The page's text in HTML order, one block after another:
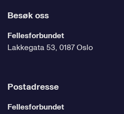
Besøk oss
Fellesforbundet
Lakkegata 53, 0187 Oslo
Postadresse
Fellesforbundet